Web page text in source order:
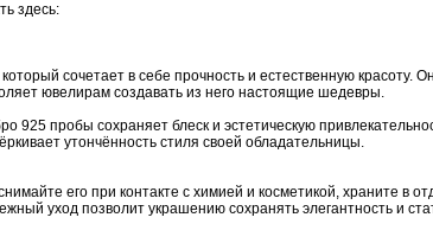
здесь:
сочетает в себе прочность и естественную красоту.
ювелирам создавать из него настоящие шедевры.
925 пробы сохраняет блеск и эстетическую
утончённость стиля своей обладательницы.
его при контакте с химией и косметикой, храните в
уход позволит украшению сохранять элегантность и